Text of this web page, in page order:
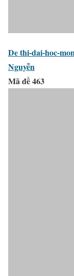
De thi-dai-hoc-
Nguyễn
Mã đề 463